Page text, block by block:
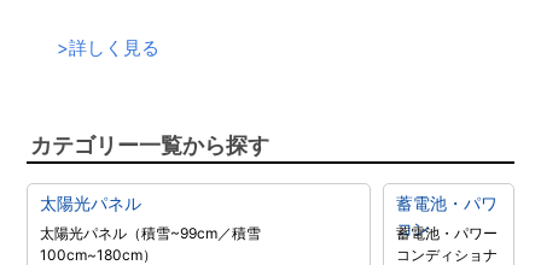
>詳しく見る
カテゴリー一覧から探す
太陽光パネル
太陽光パネル（積雪~99cm／積雪
100cm~180cm）
蓄電池・パワ
コン
蓄電池・パワー
コンディショナ